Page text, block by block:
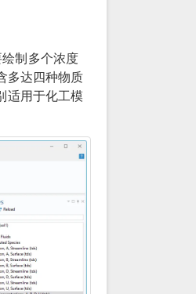
制多个浓度
多达四种物质
适用于化工模